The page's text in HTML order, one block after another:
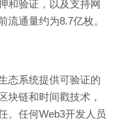
和验证，以及支持网
通量约为8.7亿枚。
态系统提供可验证的
块链和时间戳技术，
。任何Web3开发人员